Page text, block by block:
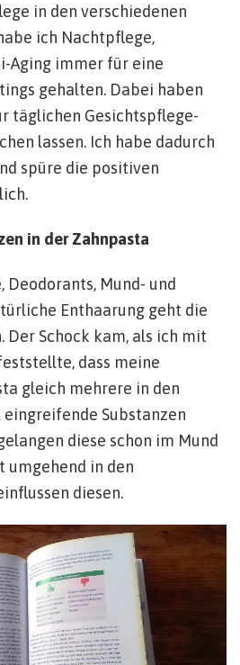
in den verschiedenen
ich Nachtpflege,
Aging immer für eine
gehalten. Dabei haben
täglichen Gesichtspflege-
lassen. Ich habe dadurch
spüre die positiven
in der Zahnpasta
Mund- und
Enthaarung geht die
Schock kam, als ich mit
dass meine
gleich mehrere in den
Substanzen
diese schon im Mund
umgehend in den
diesen.